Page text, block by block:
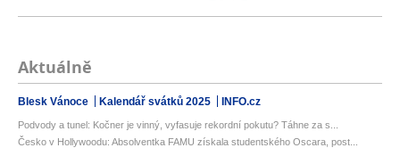
Aktuálně
Blesk Vánoce Kalendář svátků 2025 INFO.cz
Podvody a tunel: Kočner je vinný, vyfasuje rekordní pokutu? Táhne za s...
Česko v Hollywoodu: Absolventka FAMU získala studentského Oscara, post...